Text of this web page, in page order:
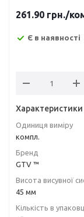
261.90 грн./
Є в наявності
Характеристики
Одиниця виміру
компл.
Бренд
GTV ™
Висота висувної
45 мм
Кількість в